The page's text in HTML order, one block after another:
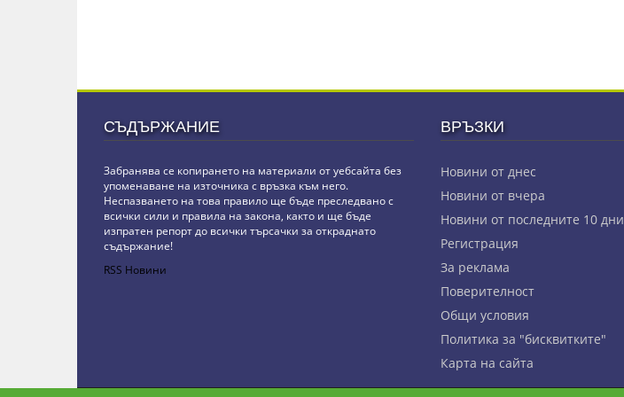
СЪДЪРЖАНИЕ
Забранява се копирането на материали от уебсайта без
упоменаване на източника с връзка към него.
Неспазването на това правило ще бъде преследвано с
всички сили и правила на закона, както и ще бъде
изпратен репорт до всички търсачки за откраднато
съдържание!
RSS Новини
ВРЪЗКИ
Новини от днес
Новини от вчера
Новини от последните 10 дни
Регистрация
За реклама
Πoвepитeлнocт
Общи условия
Политика за "бисквитките"
Карта на сайта